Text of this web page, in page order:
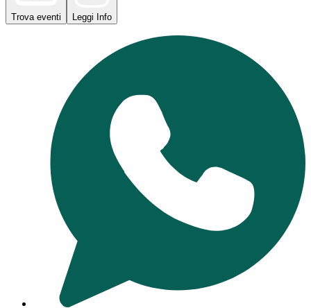
Trova eventi Leggi Info